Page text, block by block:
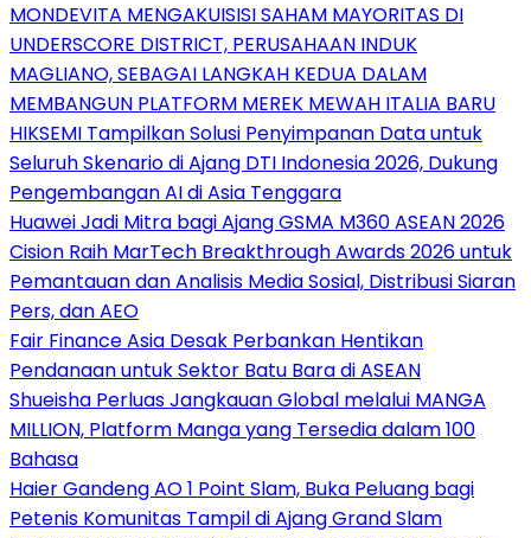
MONDEVITA MENGAKUISISI SAHAM MAYORITAS DI
UNDERSCORE DISTRICT, PERUSAHAAN INDUK
MAGLIANO, SEBAGAI LANGKAH KEDUA DALAM
MEMBANGUN PLATFORM MEREK MEWAH ITALIA BARU
HIKSEMI Tampilkan Solusi Penyimpanan Data untuk
Seluruh Skenario di Ajang DTI Indonesia 2026, Dukung
Pengembangan AI di Asia Tenggara
Huawei Jadi Mitra bagi Ajang GSMA M360 ASEAN 2026
Cision Raih MarTech Breakthrough Awards 2026 untuk
Pemantauan dan Analisis Media Sosial, Distribusi Siaran
Pers, dan AEO
Fair Finance Asia Desak Perbankan Hentikan
Pendanaan untuk Sektor Batu Bara di ASEAN
Shueisha Perluas Jangkauan Global melalui MANGA
MILLION, Platform Manga yang Tersedia dalam 100
Bahasa
Haier Gandeng AO 1 Point Slam, Buka Peluang bagi
Petenis Komunitas Tampil di Ajang Grand Slam